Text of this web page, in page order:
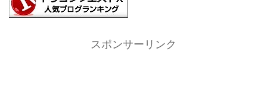
スポンサーリンク